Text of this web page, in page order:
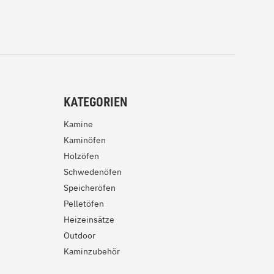
KATEGORIEN
Kamine
Kaminöfen
Holzöfen
Schwedenöfen
Speicheröfen
Pelletöfen
Heizeinsätze
Outdoor
Kaminzubehör